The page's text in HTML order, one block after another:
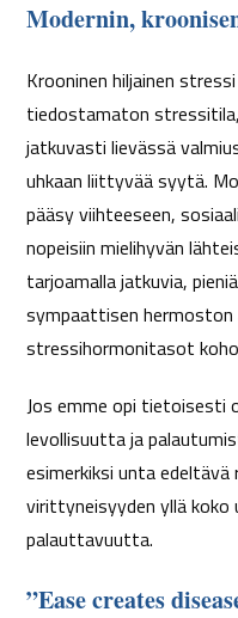
Modernin,
Krooninen hiljainen
tiedostamaton
jatkuvasti lievässä
uhkaan liittyvää syytä.
pääsy viihteeseen,
nopeisiin mielihyvän
tarjoamalla jatkuvia,
sympaattisen hermoston
stressihormonitasot
Jos emme opi tietoisesti
levollisuutta ja
esimerkiksi unta
virittyneisyyden yllä koko
palauttavuutta.
”Ease creates